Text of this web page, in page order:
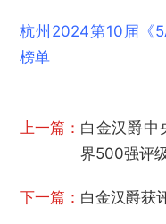
杭州2024第10届《
榜单
上一篇： 白金汉爵中
界500强评
下一篇： 白金汉爵获